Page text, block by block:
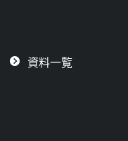
資料一覧